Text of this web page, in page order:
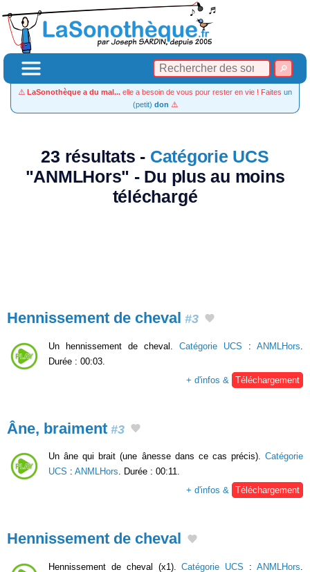
⚠️ LaSonothèque a du mal... elle a besoin de vous pour rester en vie ! Faites un
(petit) don ⚠️
23 résultats - Catégorie UCS
"ANMLHors" - Du plus au moins
téléchargé
Hennissement de cheval #3
Un hennissement de cheval. Catégorie UCS : ANMLHors
Durée : 00:03.
+ d'infos &
Téléchargement
Âne, braiment #3
Un âne qui brait (une ânesse dans ce cas précis). Catégorie
UCS : ANMLHors. Durée : 00:11.
+ d'infos & Téléchargement
Hennissement de cheval
Hennissement de cheval (x1).Catégorie UCS :ANMLHors